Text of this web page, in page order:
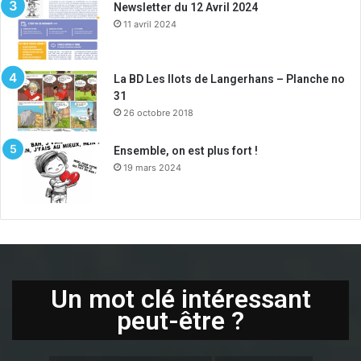
Newsletter du 12 Avril 2024
11 avril 2024
La BD Les Ilots de Langerhans – Planche no
31
26 octobre 2018
Ensemble, on est plus fort !
19 mars 2024
Un mot clé intéressant
peut-être ?